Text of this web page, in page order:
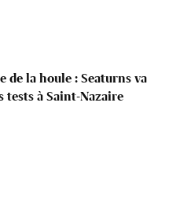
de la houle : Seaturns va
tests à Saint-Nazaire